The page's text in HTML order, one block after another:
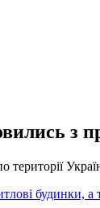
з
будинки, а